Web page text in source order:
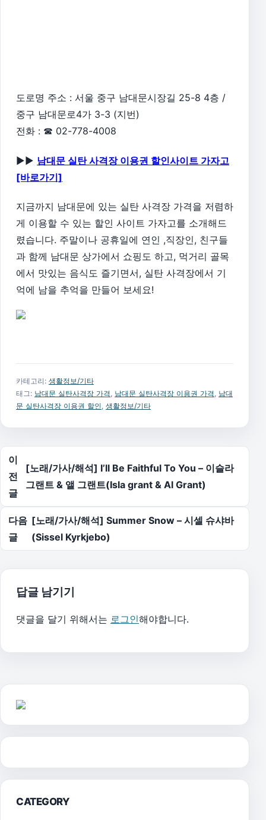
도로명 주소 : 서울 중구 남대문시장길 25-8 4층 /
중구 남대문로4가 3-3 (지번)
전화 : ☎ 02-778-4008
▶▶ 남대문 실탄 사격장 이용권 할인사이트 가자고
[바로가기]
지금까지 남대문에 있는 실탄 사격장 가격을 저렴하
게 이용할 수 있는 할인 사이트 가자고를 소개해드
렸습니다. 주말이나 공휴일에 연인 ,직장인, 친구들
과 함께 남대문 상가에서 쇼핑도 하고, 먹거리 골목
에서 맛있는 음식도 즐기면서, 실탄 사격장에서 기
억에 남을 추억을 만들어 보세요!
카테고리: 생활정보/기타
태그: 남대문 실탄사격장 가격, 남대문 실탄사격장 이용권 가격, 남대
문 실탄사격장 이용권 할인, 생활정보/기타
글 탐색
이
전
글
[노래/가사/해석] I’ll Be Faithful To You – 이슬라
그랜트 & 앨 그랜트(Isla grant & Al Grant)
다음
글
[노래/가사/해석] Summer Snow – 시셀 슈샤바
(Sissel Kyrkjebo)
답글 남기기
댓글을 달기 위해서는 로그인해야합니다.
CATEGORY